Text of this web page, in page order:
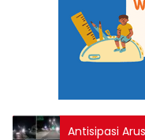
Antisipasi